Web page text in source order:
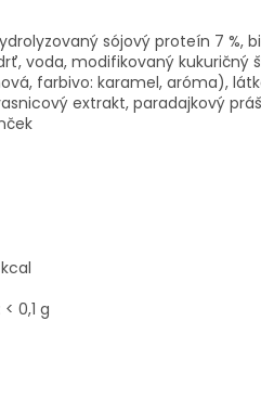
sójový proteín 7 %,
voda, modifikovaný kukuričný
farbivo: karamel, aróma),
extrakt, paradajkový
0,1 g